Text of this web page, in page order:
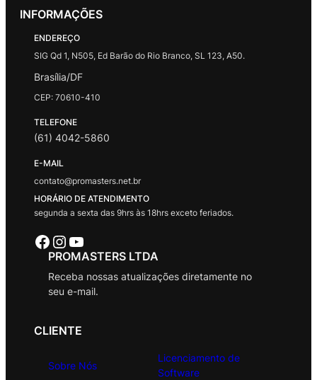
INFORMAÇÕES
ENDEREÇO
SIG Qd 1, N505, Ed Barão do Rio Branco, SL 123, A50.
Brasília/DF
CEP: 70610-410
TELEFONE
(61) 4042-5860
E-MAIL
contato@promasters.net.br
HORÁRIO DE ATENDIMENTO
segunda a sexta das 9hrs às 18hrs exceto feriados.
Facebook Instagram Youtube
PROMASTERS LTDA
Receba nossas atualizações diretamente no
seu e-mail.
CLIENTE
Sobre Nós
Licenciamento de
Software